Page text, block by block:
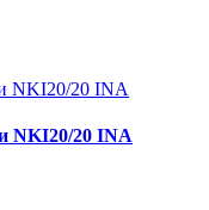
NKI20/20 INA